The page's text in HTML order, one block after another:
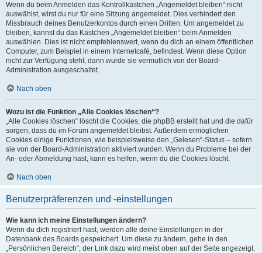
Wenn du beim Anmelden das Kontrollkästchen „Angemeldet bleiben“ nicht
auswählst, wirst du nur für eine Sitzung angemeldet. Dies verhindert den
Missbrauch deines Benutzerkontos durch einen Dritten. Um angemeldet zu
bleiben, kannst du das Kästchen „Angemeldet bleiben“ beim Anmelden
auswählen. Dies ist nicht empfehlenswert, wenn du dich an einem öffentlichen
Computer, zum Beispiel in einem Internetcafé, befindest. Wenn diese Option
nicht zur Verfügung steht, dann wurde sie vermutlich von der Board-
Administration ausgeschaltet.
Nach oben
Wozu ist die Funktion „Alle Cookies löschen“?
„Alle Cookies löschen“ löscht die Cookies, die phpBB erstellt hat und die dafür
sorgen, dass du im Forum angemeldet bleibst. Außerdem ermöglichen
Cookies einige Funktionen, wie beispielsweise den „Gelesen“-Status – sofern
sie von der Board-Administration aktiviert wurden. Wenn du Probleme bei der
An- oder Abmeldung hast, kann es helfen, wenn du die Cookies löscht.
Nach oben
Benutzerpräferenzen und -einstellungen
Wie kann ich meine Einstellungen ändern?
Wenn du dich registriert hast, werden alle deine Einstellungen in der
Datenbank des Boards gespeichert. Um diese zu ändern, gehe in den
„Persönlichen Bereich“; der Link dazu wird meist oben auf der Seite angezeigt,